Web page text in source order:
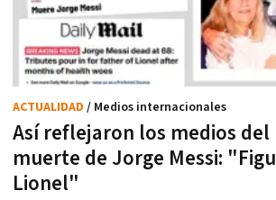
Así reflejaron los medios del
muerte de Jorge Messi:
Lionel"
ACTUALIDAD / Medios internacionales